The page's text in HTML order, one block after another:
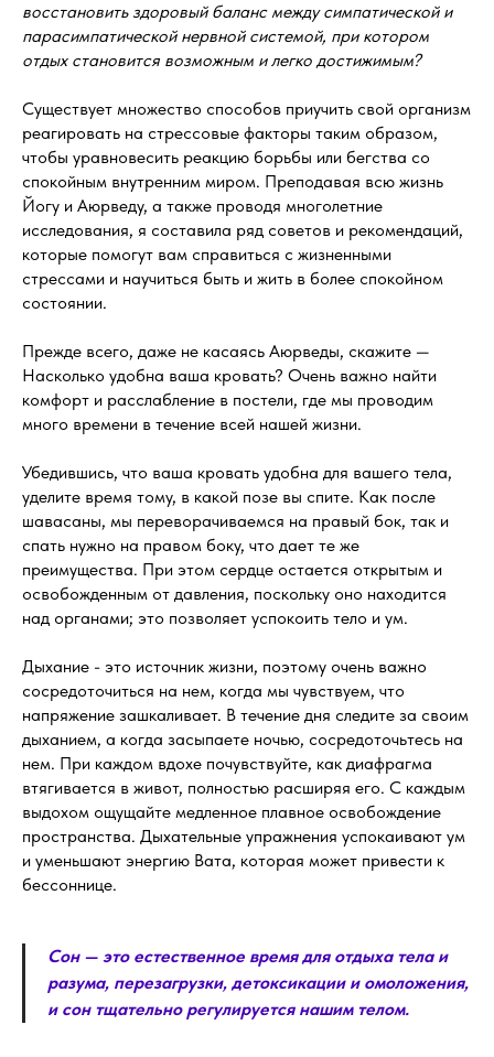
восстановить здоровый баланс между симпатической и
парасимпатической нервной системой, при котором
отдых становится возможным и легко достижимым?
Существует множество способов приучить свой организм
реагировать на стрессовые факторы таким образом,
чтобы уравновесить реакцию борьбы или бегства со
спокойным внутренним миром. Преподавая всю жизнь
Йогу и Аюрведу, а также проводя многолетние
исследования, я составила ряд советов и рекомендаций,
которые помогут вам справиться с жизненными
стрессами и научиться быть и жить в более спокойном
состоянии.
Прежде всего, даже не касаясь Аюрведы, скажите —
Насколько удобна ваша кровать? Очень важно найти
комфорт и расслабление в постели, где мы проводим
много времени в течение всей нашей жизни.
Убедившись, что ваша кровать удобна для вашего тела,
уделите время тому, в какой позе вы спите. Как после
шавасаны, мы переворачиваемся на правый бок, так и
спать нужно на правом боку, что дает те же
преимущества. При этом сердце остается открытым и
освобожденным от давления, поскольку оно находится
над органами; это позволяет успокоить тело и ум.
Дыхание - это источник жизни, поэтому очень важно
сосредоточиться на нем, когда мы чувствуем, что
напряжение зашкаливает. В течение дня следите за своим
дыханием, а когда засыпаете ночью, сосредоточьтесь на
нем. При каждом вдохе почувствуйте, как диафрагма
втягивается в живот, полностью расширяя его. С каждым
выдохом ощущайте медленное плавное освобождение
пространства. Дыхательные упражнения успокаивают ум
и уменьшают энергию Вата, которая может привести к
бессоннице.
Сон — это естественное время для отдыха тела и
разума, перезагрузки, детоксикации и омоложения,
и сон тщательно регулируется нашим телом.